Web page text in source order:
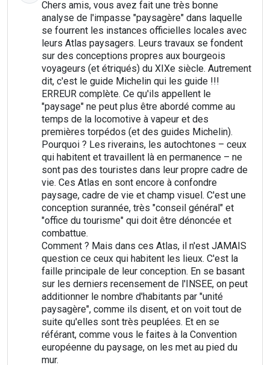
Chers amis, vous avez fait une très bonne
analyse de l'impasse "paysagère" dans laquelle
se fourrent les instances officielles locales avec
leurs Atlas paysagers. Leurs travaux se fondent
sur des conceptions propres aux bourgeois
voyageurs (et étriqués) du XIXe siècle. Autrement
dit, c'est le guide Michelin qui les guide !!!
ERREUR complète. Ce qu'ils appellent le
"paysage" ne peut plus être abordé comme au
temps de la locomotive à vapeur et des
premières torpédos (et des guides Michelin).
Pourquoi ? Les riverains, les autochtones – ceux
qui habitent et travaillent là en permanence – ne
sont pas des touristes dans leur propre cadre de
vie. Ces Atlas en sont encore à confondre
paysage, cadre de vie et champ visuel. C'est une
conception surannée, très "conseil général" et
"office du tourisme" qui doit être dénoncée et
combattue.
Comment ? Mais dans ces Atlas, il n'est JAMAIS
question ce ceux qui habitent les lieux. C'est la
faille principale de leur conception. En se basant
sur les derniers recensement de l'INSEE, on peut
additionner le nombre d'habitants par "unité
paysagère", comme ils disent, et on voit tout de
suite qu'elles sont très peuplées. Et en se
référant, comme vous le faites à la Convention
européenne du paysage, on les met au pied du
mur.